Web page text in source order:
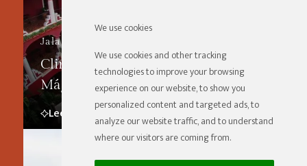
We use cookies
We use cookies and other tracking
technologies to improve your browsing
experience on our website, to show you
personalized content and targeted ads, to
analyze our website traffic, and to understand
where our visitors are coming from.
Jala
Clima en Jala: Explore un Destino
Mágico
Leer Más